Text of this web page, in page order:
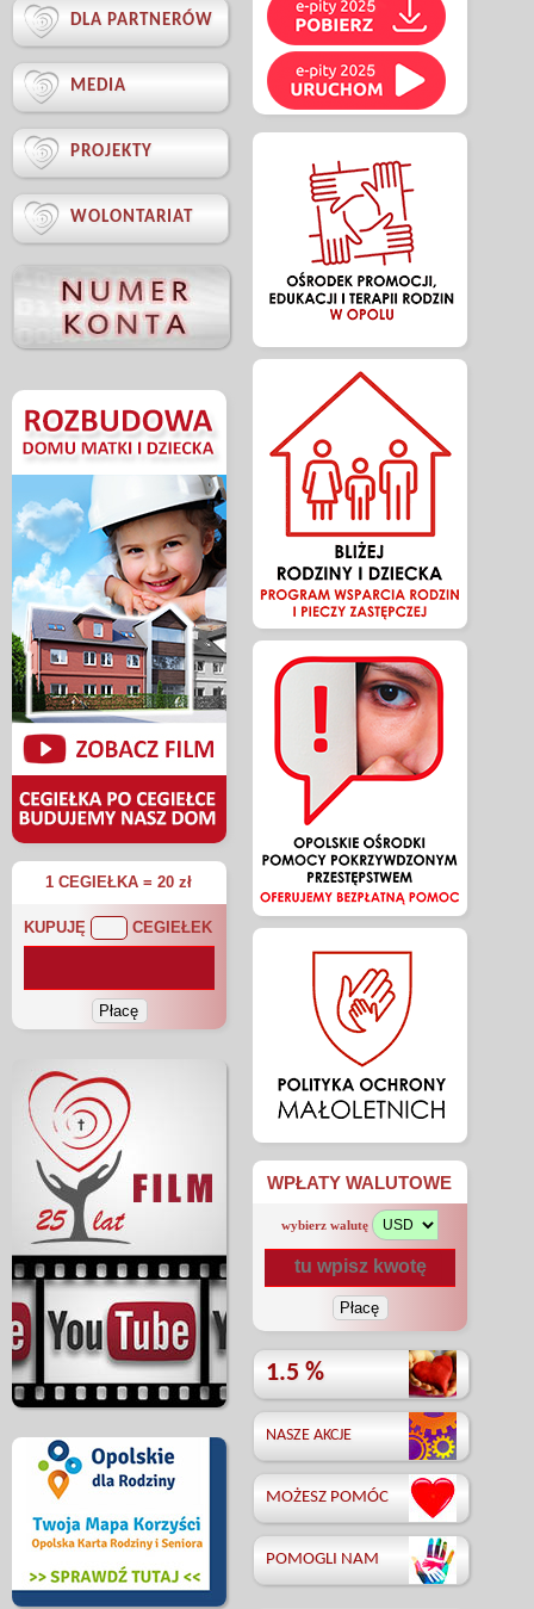
 DLA PARTNERÓW
 MEDIA
 PROJEKTY
 WOLONTARIAT
1 CEGIEŁKA = 20 zł
KUPUJĘ CEGIEŁEK
WPŁATY WALUTOWE
wybierz walutę
1.5 %
NASZE AKCJE
MOŻESZ POMÓC
POMOGLI NAM